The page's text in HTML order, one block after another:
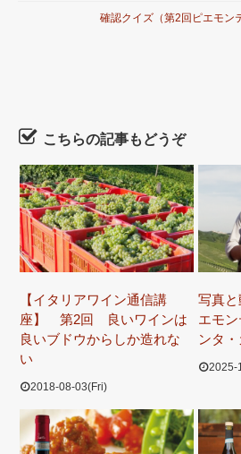
確認クイズ（第2回ピエモン
こちらの記事もどうぞ
【イタリアワイン通信講
座】 第2回 良いワインは
良いブドウからしか造れな
い
2018-08-03(Fri)
写真
エモ
ンタ・
2025-